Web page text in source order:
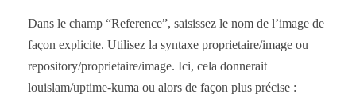
Dans le champ “Reference”, saisissez le nom de l’image de
façon explicite. Utilisez la syntaxe proprietaire/image ou
repository/proprietaire/image. Ici, cela donnerait
louislam/uptime-kuma ou alors de façon plus précise :